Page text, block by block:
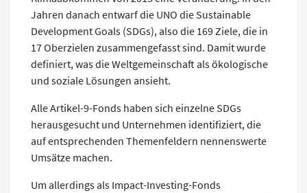
Jahren danach entwarf die UNO die Sustainable
Development Goals (SDGs), also die 169 Ziele, die in
17 Oberzielen zusammengefasst sind. Damit wurde
definiert, was die Weltgemeinschaft als ökologische
und soziale Lösungen ansieht.
Alle Artikel-9-Fonds haben sich einzelne SDGs
herausgesucht und Unternehmen identifiziert, die
auf entsprechenden Themenfeldern nennenswerte
Umsätze machen.
Um allerdings als Impact-Investing-Fonds